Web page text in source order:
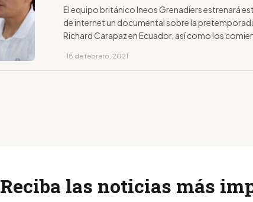
El equipo británico Ineos Grenadiers estrenará
de internet un documental sobre la
Richard Carapaz en Ecuador, así como los
· 18 de febrero, 2021
Reciba las noticias más